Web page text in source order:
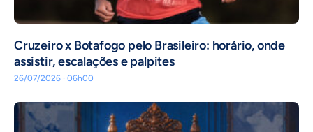
Cruzeiro x Botafogo pelo Brasileiro: horário, onde
assistir, escalações e palpites
26/07/2026 · 06h00